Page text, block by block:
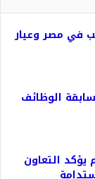
في مصر وعيار
الوظائف
يؤكد التعاون